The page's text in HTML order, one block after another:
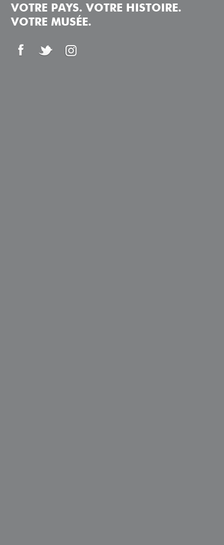
VOTRE PAYS. VOTRE HISTOIRE.
VOTRE MUSÉE.